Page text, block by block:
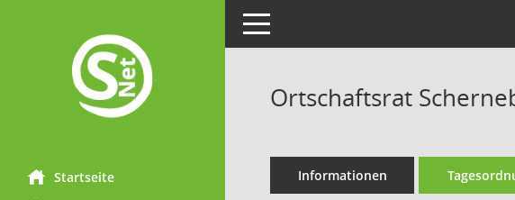
Startseite
Toggle navigation
Ortschaftsrat
Informationen